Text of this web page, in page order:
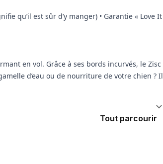
qu’il est sûr d’y manger) • Garantie « Love It
en vol. Grâce à ses bords incurvés, le Zisc
d’eau ou de nourriture de votre chien ? Il
Tout parcourir